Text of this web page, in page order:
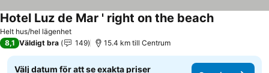
Helt hus/hel lägenhet
Hotel Luz de Mar ' right on the beach
8,1 Väldigt bra 149 15.4 km till Centrum
Välj datum för att se exakta priser